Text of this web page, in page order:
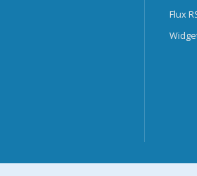
Flux